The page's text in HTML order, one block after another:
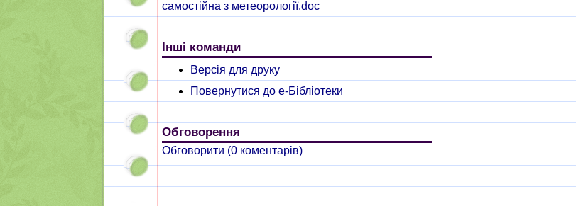
самостійна з метеорології.doc
Інші команди
Версія для друку
Повернутися до e-Бібліотеки
Обговорення
Обговорити (0 коментарів)